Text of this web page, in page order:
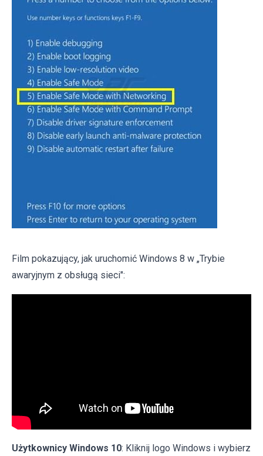
Film pokazujący, jak uruchomić Windows 8 w „Trybie
awaryjnym z obsługą sieci":
Użytkownicy Windows 10: Kliknij logo Windows i wybierz